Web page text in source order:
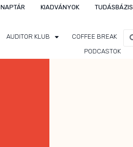
NAPTÁR KIADVÁNYOK TUDÁSBÁZIS
AUDITOR KLUB
COFFEE BREAK
PODCASTOK